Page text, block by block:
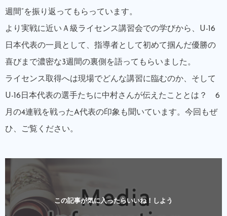
週間”を振り返ってもらっています。
より実戦に近いＡ級ライセンス講習会での学びから、U-16
日本代表の一員として、指導者として初めて掴んだ優勝の
喜びまで濃密な3週間の裏側を語ってもらいました。
ライセンス取得へは現場でどんな講習に臨むのか、そして
U-16日本代表の選手たちに中村さんが伝えたこととは？ 6
月の4連戦を戦ったA代表の印象も聞いています。今回もぜ
ひ、ご覧ください。
この記事が気に入ったらいいね！しよう